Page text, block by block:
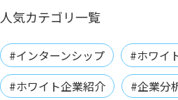
人気カテゴリ一覧
#インターンシップ
#ホワイ
#ホワイト企業紹介
#企業分